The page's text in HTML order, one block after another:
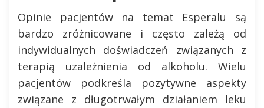
Opinie pacjentów na temat Esperalu są
bardzo zróżnicowane i często zależą od
indywidualnych doświadczeń związanych z
terapią uzależnienia od alkoholu. Wielu
pacjentów podkreśla pozytywne aspekty
związane z długotrwałym działaniem leku